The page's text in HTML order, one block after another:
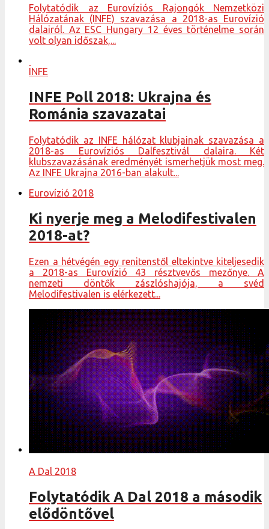
Folytatódik az Eurovíziós Rajongók Nemzetközi
Hálózatának (INFE) szavazása a 2018-as Eurovízió
dalairól. Az ESC Hungary 12 éves történelme során
volt olyan időszak,...
INFE
INFE Poll 2018: Ukrajna és
Románia szavazatai
Folytatódik az INFE hálózat klubjainak szavazása a
2018-as Eurovíziós Dalfesztivál dalaira. Két
klubszavazásának eredményét ismerhetjük most meg.
Az INFE Ukrajna 2016-ban alakult...
Eurovízió 2018
Ki nyerje meg a Melodifestivalen
2018-at?
Ezen a hétvégén egy renitenstől eltekintve kiteljesedik
a 2018-as Eurovízió 43 résztvevős mezőnye. A
nemzeti döntők zászlóshajója, a svéd
Melodifestivalen is elérkezett...
A Dal 2018
Folytatódik A Dal 2018 a második
elődöntővel